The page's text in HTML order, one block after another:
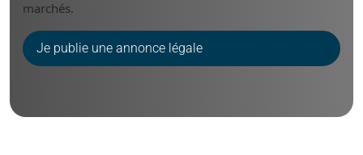
marchés.
Je publie une annonce légale